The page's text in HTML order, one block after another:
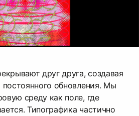
друг друга, создавая
постоянного обновления. Мы
среду как поле, где
Типографика частично